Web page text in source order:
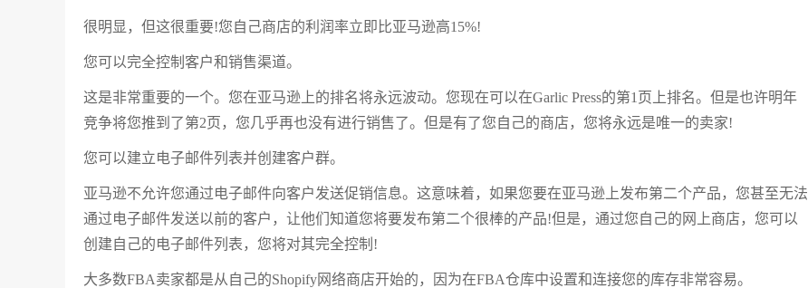
很明显，但这很重要!您自己商店的利润率立即比亚马逊高15%!
您可以完全控制客户和销售渠道。
这是非常重要的一个。您在亚马逊上的排名将永远波动。您现在可以在Garlic Press的第1页上排名。但是也许明年
竞争将您推到了第2页，您几乎再也没有进行销售了。但是有了您自己的商店，您将永远是唯一的卖家!
您可以建立电子邮件列表并创建客户群。
亚马逊不允许您通过电子邮件向客户发送促销信息。这意味着，如果您要在亚马逊上发布第二个产品，您甚至无法
通过电子邮件发送以前的客户，让他们知道您将要发布第二个很棒的产品!但是，通过您自己的网上商店，您可以
创建自己的电子邮件列表，您将对其完全控制!
大多数FBA卖家都是从自己的Shopify网络商店开始的，因为在FBA仓库中设置和连接您的库存非常容易。